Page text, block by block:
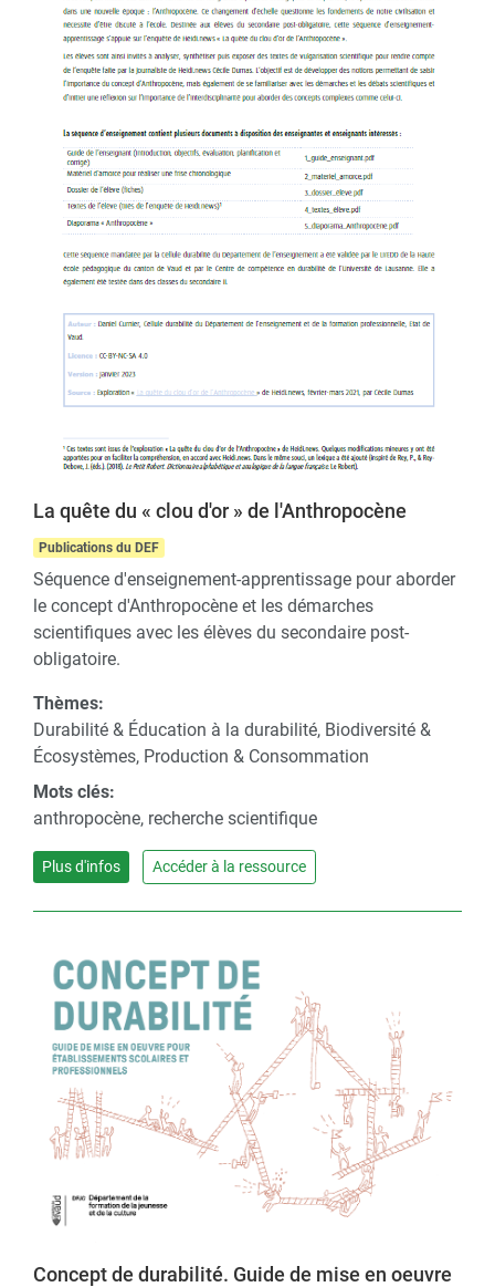
La quête du « clou d'or » de l'Anthropocène
Publications du DEF
Séquence d'enseignement-apprentissage pour aborder
le concept d'Anthropocène et les démarches
scientifiques avec les élèves du secondaire post-
obligatoire.
Thèmes:
Durabilité & Éducation à la durabilité, Biodiversité &
Écosystèmes, Production & Consommation
Mots clés:
anthropocène, recherche scientifique
Plus d'infos Accéder à la ressource
Concept de durabilité. Guide de mise en oeuvre